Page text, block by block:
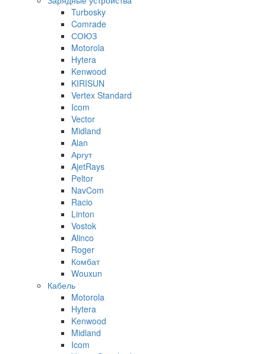
Turbosky
Comrade
СОЮЗ
Motorola
Hytera
Kenwood
KIRISUN
Vertex Standard
Icom
Vector
Midland
Alan
Аргут
AjetRays
Peltor
NavCom
Racio
Linton
Vostok
Alinco
Roger
Комбат
Wouxun
Кабель
Motorola
Hytera
Kenwood
Midland
Icom